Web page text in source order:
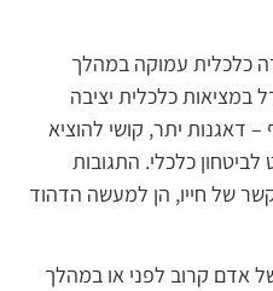
כלכלית עמוקה במהלך
במציאות כלכלית יציבה
דאגנות יתר, קושי להוציא
כלכלי. התגובות
של חייו, הן למעשה הדהוד
אדם קרוב לפני או במהלך